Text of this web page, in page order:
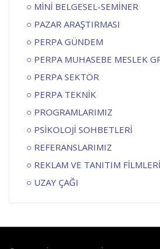
MİNİ BELGESEL-SEMİNER
PAZAR ARAŞTIRMASI
PERPA GÜNDEM
PERPA MUHASEBE MESLEK
PERPA SEKTÖR
PERPA TEKNİK
PROGRAMLARIMIZ
PSİKOLOJİ SOHBETLERİ
REFERANSLARIMIZ
REKLAM VE TANITIM FİLMLERİ
UZAY ÇAĞI